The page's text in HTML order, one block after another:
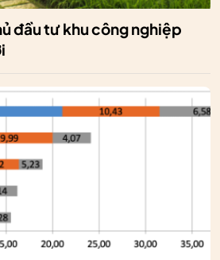
đầu tư khu công nghiệp